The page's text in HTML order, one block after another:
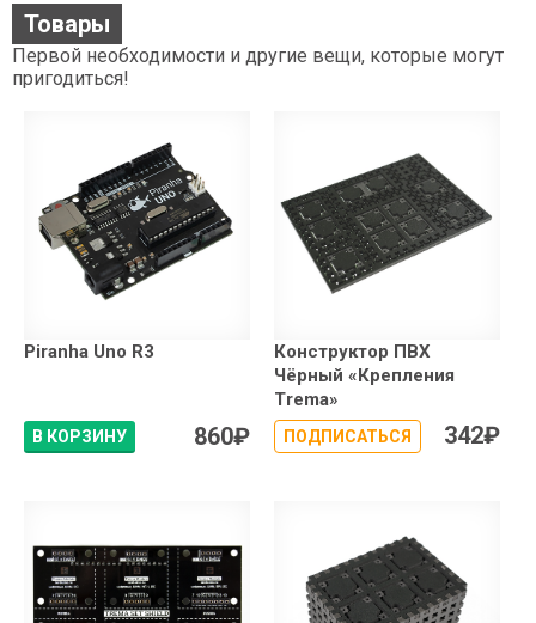
Товары
Первой необходимости и другие вещи, которые могут
пригодиться!
Piranha Uno R3
В КОРЗИНУ 860₽
Конструктор ПВХ
Чёрный «Крепления
Trema»
ПОДПИСАТЬСЯ 342₽